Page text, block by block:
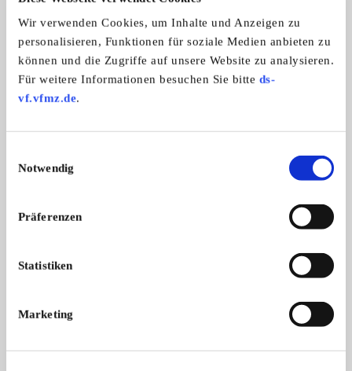
Wir verwenden Cookies, um Inhalte und Anzeigen zu
personalisieren, Funktionen für soziale Medien anbieten zu
können und die Zugriffe auf unsere Website zu analysieren.
Für weitere Informationen besuchen Sie bitte ds-
vf.vfmz.de.
Notwendig
Präferenzen
Statistiken
Marketing
Ein weiteres Plus ist der Austauschmotor, der gerade mal
2326 km aufweist.
Aufgrund des dazugehörigen Anhängers wurde ein
Leistungsstärkerer Motor mit 25 KW eingebaut, der auch
im Fahrzeugschein und –brief eingetragen ist.
Anhänger abschließbar, als Stauraum für Gepäck. Obere
Besichtigung und Probefahrt nach Vereinbarung möglich.
ALLE ANZEIGEN
15